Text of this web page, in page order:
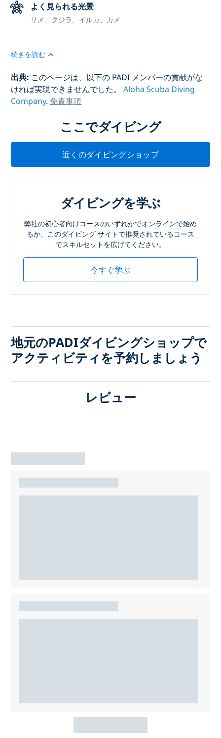
よく見られる光景
サメ、クジラ、イルカ、カメ
続きを読む
出典: このページは、以下の PADI メンバーの貢献がな
ければ実現できませんでした。Aloha Scuba Diving
Company. 免責事項
ここでダイビング
近くのダイビングショップ
ダイビングを学ぶ
弊社の初心者向けコースのいずれかでオンラインで始め
るか、このダイビング サイトで推奨されているコース
でスキルセットを広げてください。
今すぐ学ぶ
地元のPADIダイビングショップで
アクティビティを予約しましょう
レビュー